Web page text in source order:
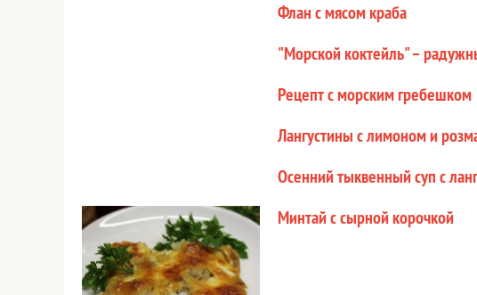
Флан с мясом краба
"Морской коктейль" –
Рецепт с морским гребешком
Лангустины с лимоном и
Осенний тыквенный суп с
Минтай с сырной корочкой